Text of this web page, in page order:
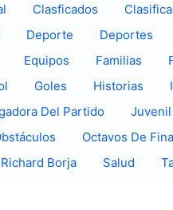
Clasficados
Deporte Deportes
Equipos Familias
Goles Historias
Del Partido Juvenil
Octavos De
Richard Borja Salud